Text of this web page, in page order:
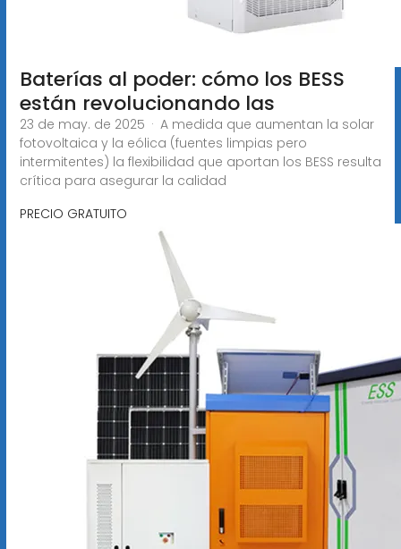
Baterías al poder: cómo los BESS
están revolucionando las
23 de may. de 2025 · A medida que aumentan la solar
fotovoltaica y la eólica (fuentes limpias pero
intermitentes) la flexibilidad que aportan los BESS resulta
crítica para asegurar la calidad
PRECIO GRATUITO